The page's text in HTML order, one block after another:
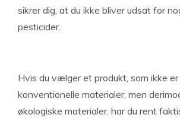
sikrer dig, at du ikke bliver udsat for
pesticider.
Hvis du vælger et produkt, som ikke
konventionelle materialer, men
økologiske materialer, har du rent